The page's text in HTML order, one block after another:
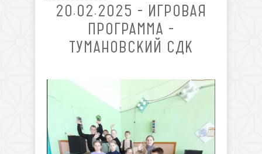
20.02.2025 - ИГРОВАЯ
ПРОГРАММА -
ТУМАНОВСКИЙ СДК